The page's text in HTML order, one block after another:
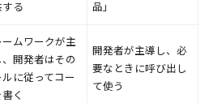
る
品」
ームワークが主
、開発者はその
に従ってコー
書く
開発者が主導し、必
要なときに呼び出し
て使う